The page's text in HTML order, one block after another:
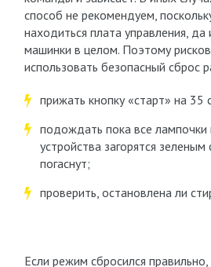
способ не рекомендуем,
находиться плата управления, да
машинки в целом. Поэтому
использовать безопасный сброс
прижать кнопку «старт» на 35
подождать пока все лампочки
устройства загорятся
погаснут;
проверить, остановлена ли
Если режим сбросился правильно,